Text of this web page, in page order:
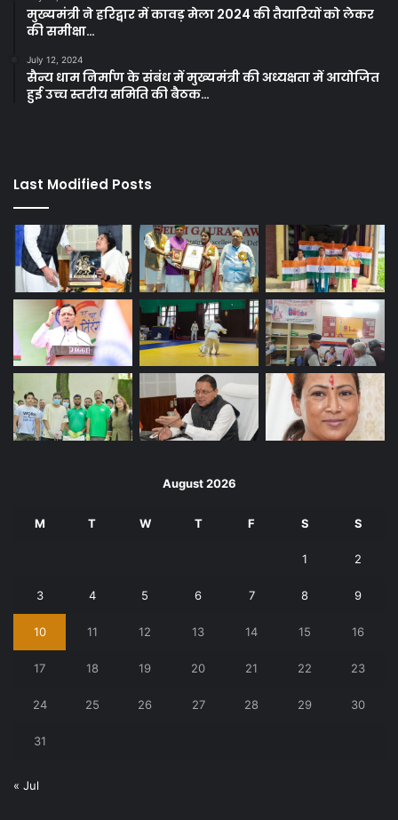
मुख्यमंत्री ने हरिद्वार में कावड़ मेला 2024 की तैयारियों को लेकर
की समीक्षा…
July 12, 2024
सैन्य धाम निर्माण के संबंध में मुख्यमंत्री की अध्यक्षता में आयोजित
हुई उच्च स्तरीय समिति की बैठक…
Last Modified Posts
August 2026
M T W T F S S
1 2
3 4 5 6 7 8 9
10 11 12 13 14 15 16
17 18 19 20 21 22 23
24 25 26 27 28 29 30
31
« Jul